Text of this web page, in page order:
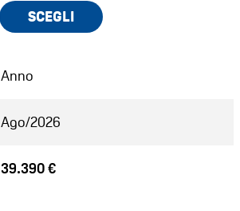
SCEGLI
Anno
Ago/2026
39.390 €